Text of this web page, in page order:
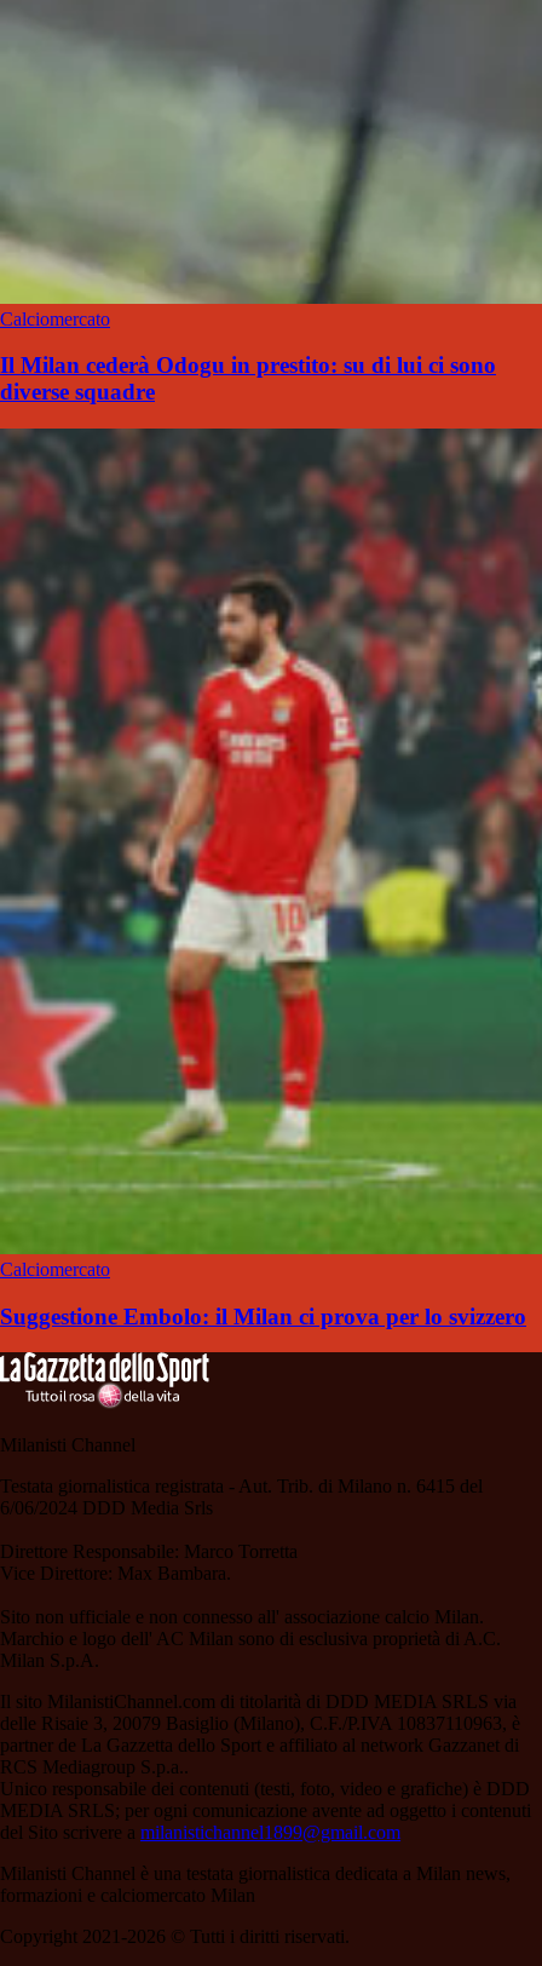
Calciomercato
Il Milan cederà Odogu in prestito: su di lui ci sono
diverse squadre
Calciomercato
Suggestione Embolo: il Milan ci prova per lo svizzero
Milanisti Channel
Testata giornalistica registrata - Aut. Trib. di Milano n. 6415 del
6/06/2024 DDD Media Srls
Direttore Responsabile: Marco Torretta
Vice Direttore: Max Bambara.
Sito non ufficiale e non connesso all' associazione calcio Milan.
Marchio e logo dell' AC Milan sono di esclusiva proprietà di A.C.
Milan S.p.A.
Il sito MilanistiChannel.com di titolarità di DDD MEDIA SRLS via
delle Risaie 3, 20079 Basiglio (Milano), C.F./P.IVA 10837110963, è
partner de La Gazzetta dello Sport e affiliato al network Gazzanet di
RCS Mediagroup S.p.a..
Unico responsabile dei contenuti (testi, foto, video e grafiche) è DDD
MEDIA SRLS; per ogni comunicazione avente ad oggetto i contenuti
del Sito scrivere a milanistichannel1899@gmail.com
Milanisti Channel è una testata giornalistica dedicata a Milan news,
formazioni e calciomercato Milan
Copyright 2021-2026 © Tutti i diritti riservati.